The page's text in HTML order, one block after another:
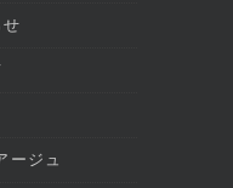
ージュ